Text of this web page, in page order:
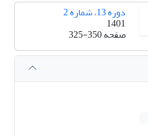
دوره 13، شماره 2
1401
صفحه325-350